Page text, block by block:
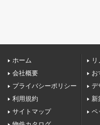
ホーム
会社概要
プライバシーポリシー
利用規約
サイトマップ
お
デ
新
ペ